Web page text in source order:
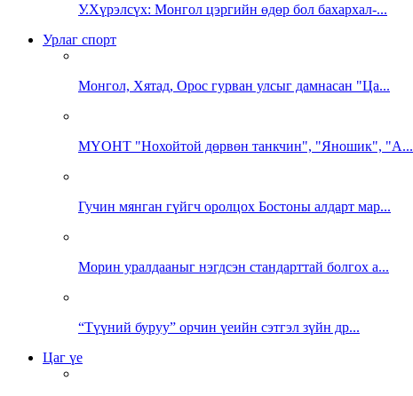
У.Хүрэлсүх: Монгол цэргийн өдөр бол бахархал-...
Урлаг спорт
Монгол, Хятад, Орос гурван улсыг дамнасан "Ца...
МҮОНТ "Нохойтой дөрвөн танкчин", "Яношик", "А...
Гучин мянган гүйгч оролцох Бостоны алдарт мар...
Морин уралдааныг нэгдсэн стандарттай болгох а...
“Түүний буруу” орчин үеийн сэтгэл зүйн др...
Цаг үе